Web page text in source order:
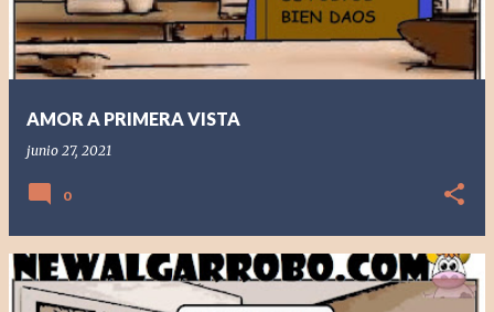
AMOR A PRIMERA VISTA
junio 27, 2021
0